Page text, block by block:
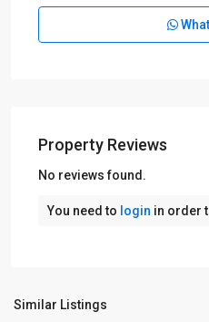
Property Reviews
No reviews found.
You need to login in order
Similar Listings
Putten-
Nijkerk